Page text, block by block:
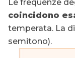
Le frequenze
coincidono
temperata. La
semitono).